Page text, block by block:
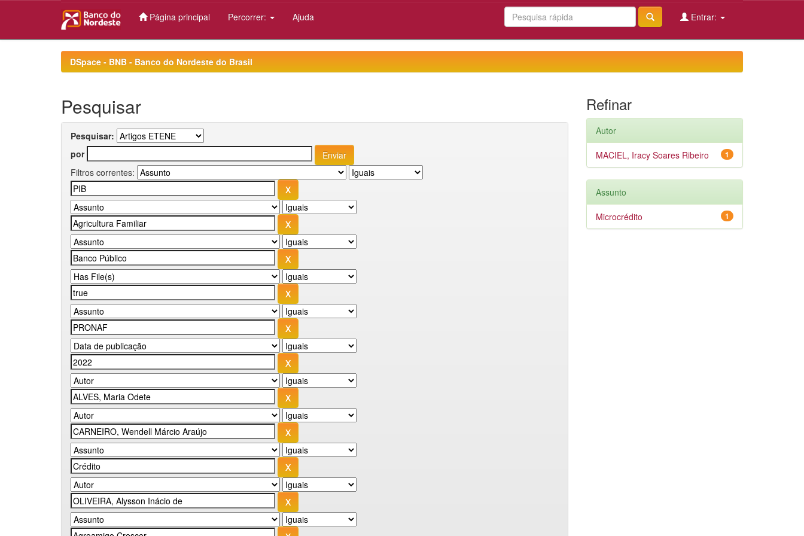
Página principal Percorrer: Ajuda Entrar:
DSpace - BNB - Banco do Nordeste do Brasil
Pesquisar
Pesquisar:
por
Filtros correntes:
Refinar
Autor
1
MACIEL, Iracy Soares Ribeiro
Assunto
1
Microcrédito